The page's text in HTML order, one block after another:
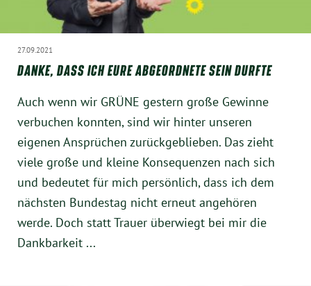
Kontakt
Presse
Twitter
YouTube
Facebook
Instagram
27.09.2021
DANKE, DASS ICH EURE ABGEORDNETE SEIN DURFTE
Auch wenn wir GRÜNE gestern große Gewinne
verbuchen konnten, sind wir hinter unseren
eigenen Ansprüchen zurückgeblieben. Das zieht
viele große und kleine Konsequenzen nach sich
und bedeutet für mich persönlich, dass ich dem
nächsten Bundestag nicht erneut angehören
werde. Doch statt Trauer überwiegt bei mir die
Dankbarkeit ...